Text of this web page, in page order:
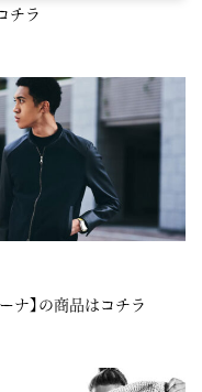
チラ
】の商品はコチラ